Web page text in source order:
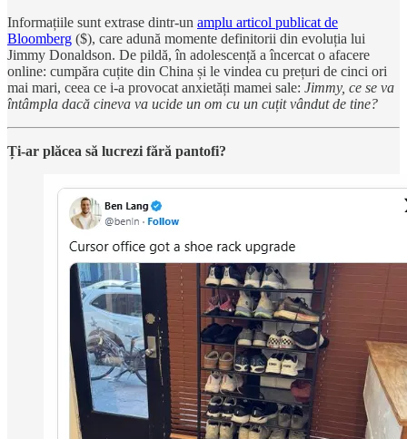
Informațiile sunt extrase dintr-un amplu articol publicat de
Bloomberg ($), care adună momente definitorii din evoluția lui
Jimmy Donaldson. De pildă, în adolescență a încercat o afacere
online: cumpăra cuțite din China și le vindea cu prețuri de cinci ori
mai mari, ceea ce i-a provocat anxietăți mamei sale: Jimmy, ce se va
întâmpla dacă cineva va ucide un om cu un cuțit vândut de tine?
Ți-ar plăcea să lucrezi fără pantofi?